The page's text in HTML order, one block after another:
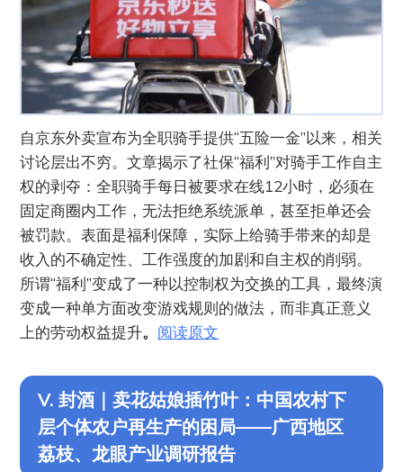
自京东外卖宣布为全职骑手提供“五险一金”以来，相关
讨论层出不穷。文章揭示了社保“福利”对骑手工作自主
权的剥夺：全职骑手每日被要求在线12小时，必须在
固定商圈内工作，无法拒绝系统派单，甚至拒单还会
被罚款。表面是福利保障，实际上给骑手带来的却是
收入的不确定性、工作强度的加剧和自主权的削弱。
所谓“福利”变成了一种以控制权为交换的工具，最终演
变成一种单方面改变游戏规则的做法，而非真正意义
上的劳动权益提升。 阅读原文
V. 封酒｜卖花姑娘插竹叶：中国农村下
层个体农户再生产的困局——广西地区
荔枝、龙眼产业调研报告